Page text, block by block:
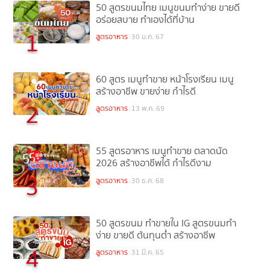
1
50 สูตรขนมไทย เมนูขนมทำง่าย ขายดี
อร่อยสบาย ทำเองได้ที่บ้าน
สูตรอาหาร 30 ม.ค. 67
2
60 สูตร เมนูทำขาย หน้าโรงเรียน เมนู
สร้างอาชีพ ขายง่าย กำไรดี
สูตรอาหาร 13 พ.ค. 69
3
55 สูตรอาหาร เมนูทำขาย ตลาดนัด
2026 สร้างอาชีพได้ กำไรดีงาม
สูตรอาหาร 30 ธ.ค. 68
4
50 สูตรขนม ทำขายใน IG สูตรขนมทำ
ง่าย ขายดี ต้นทุนต่ำ สร้างอาชีพ
สูตรอาหาร 31 มี.ค. 65